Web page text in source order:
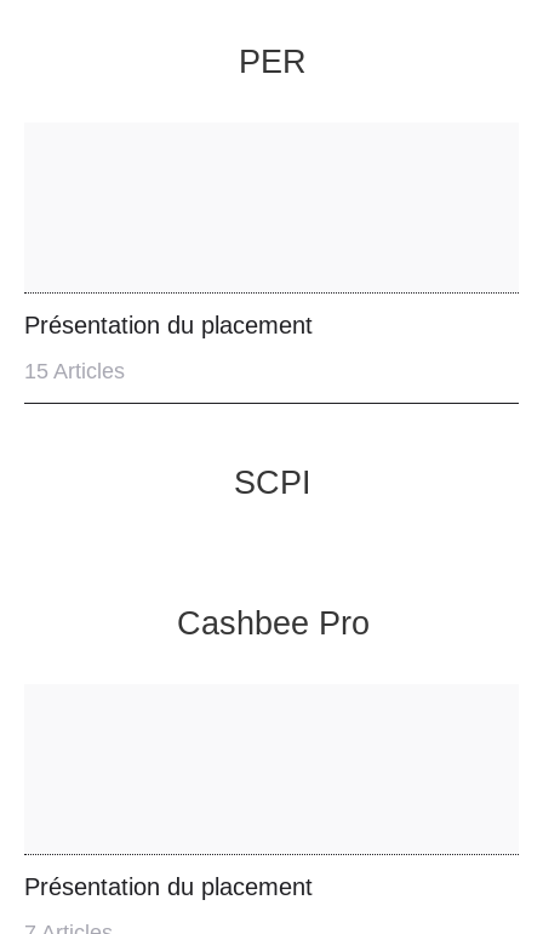
PER
Présentation du placement
15 Articles
SCPI
Cashbee Pro
Présentation du placement